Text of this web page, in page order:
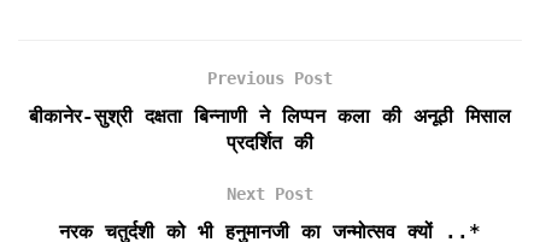
k
p
r
i
e
d
l
Previous Post
बीकानेर-सुश्री दक्षता बिन्नाणी ने लिप्पन कला की अनूठी मिसाल
प्रदर्शित की
Next Post
नरक चतुर्दशी को भी हनुमानजी का जन्मोत्सव क्यों ..*